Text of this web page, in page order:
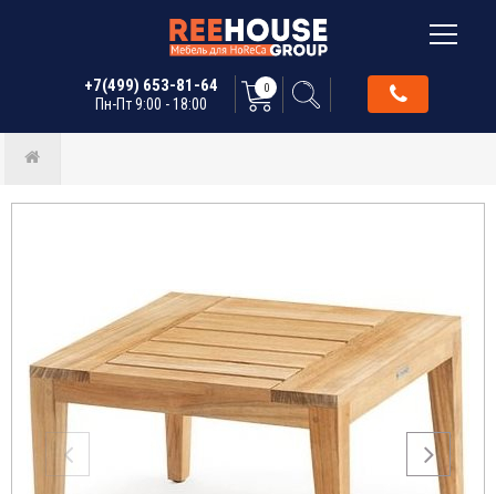
+7(499) 653-81-64
Пн-Пт 9:00 - 18:00
0